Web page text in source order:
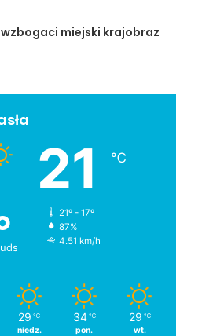
wzbogaci miejski krajobraz
21 ℃
21º - 17º
87%
4.51 km/h
29 ℃
niedz.
34 ℃
pon.
29 ℃
wt.